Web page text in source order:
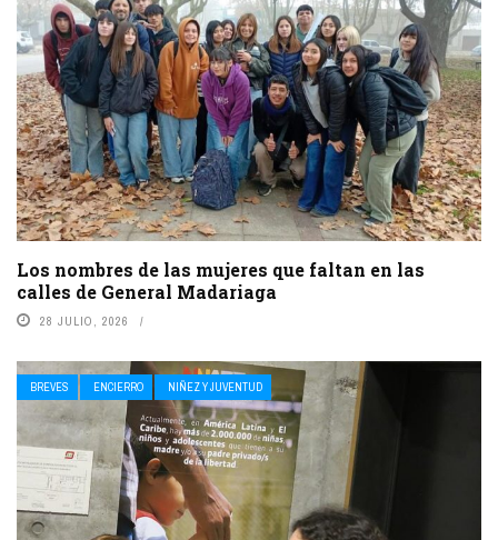
Los nombres de las mujeres que faltan en las
calles de General Madariaga
28 JULIO, 2026
BREVES ENCIERRO NIÑEZ Y JUVENTUD